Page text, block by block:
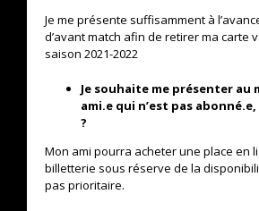
Je me présente suffisamment à
d’avant match afin de retirer ma carte
saison 2021-2022
Je souhaite me présenter au
ami.e qui n’est pas
?
Mon ami pourra acheter une place en
billetterie sous réserve de la
pas prioritaire.